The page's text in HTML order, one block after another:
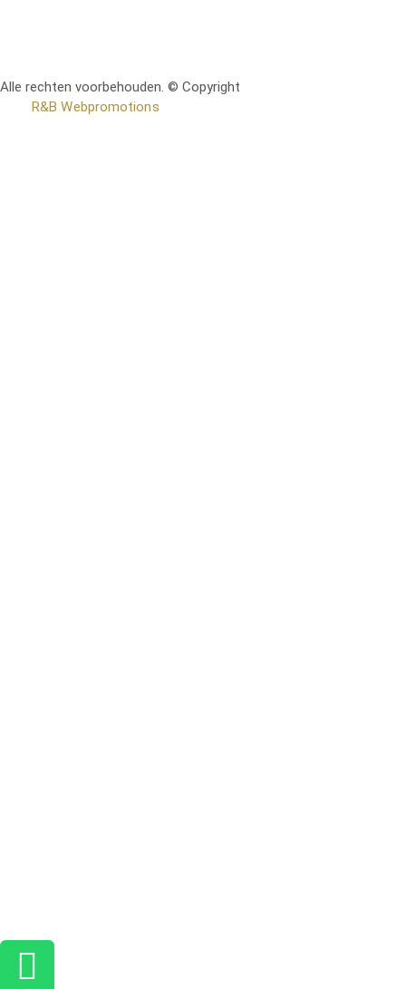
Alle rechten voorbehouden. © Copyright
R&B Webpromotions